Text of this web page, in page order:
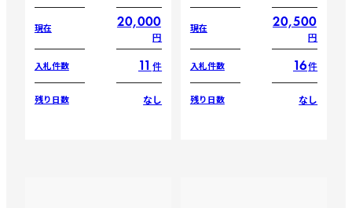
現在 20,000
円
入札件数 11 件
残り日数 なし
現在 20,500
円
入札件数 16件
残り日数 なし